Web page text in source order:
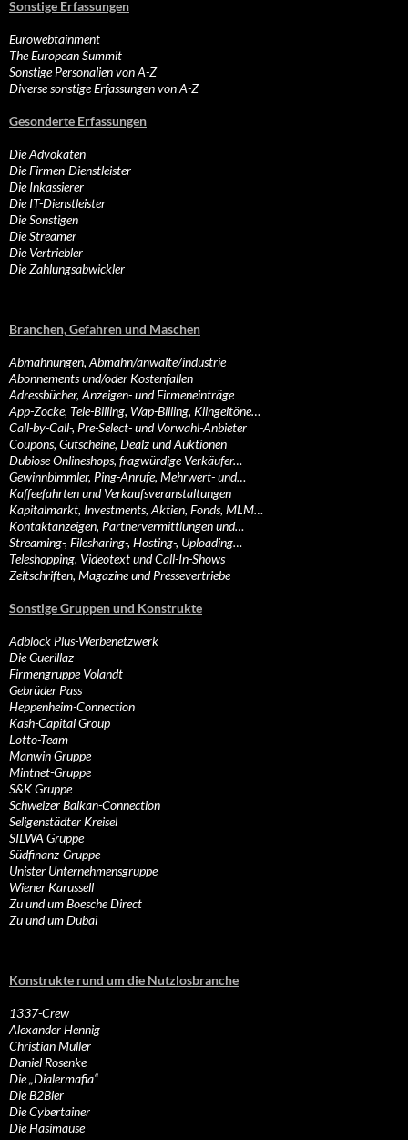
Sonstige Erfassungen
Eurowebtainment
The European Summit
Sonstige Personalien von A-Z
Diverse sonstige Erfassungen von A-Z
Gesonderte Erfassungen
Die Advokaten
Die Firmen-Dienstleister
Die Inkassierer
Die IT-Dienstleister
Die Sonstigen
Die Streamer
Die Vertriebler
Die Zahlungsabwickler
Branchen, Gefahren und Maschen
Abmahnungen, Abmahn/anwälte/industrie
Abonnements und/oder Kostenfallen
Adressbücher, Anzeigen- und Firmeneinträge
App-Zocke, Tele-Billing, Wap-Billing, Klingeltöne…
Call-by-Call-, Pre-Select- und Vorwahl-Anbieter
Coupons, Gutscheine, Dealz und Auktionen
Dubiose Onlineshops, fragwürdige Verkäufer…
Gewinnbimmler, Ping-Anrufe, Mehrwert- und…
Kaffeefahrten und Verkaufsveranstaltungen
Kapitalmarkt, Investments, Aktien, Fonds, MLM…
Kontaktanzeigen, Partnervermittlungen und…
Streaming-, Filesharing-, Hosting-, Uploading…
Teleshopping, Videotext und Call-In-Shows
Zeitschriften, Magazine und Pressevertriebe
Sonstige Gruppen und Konstrukte
Adblock Plus-Werbenetzwerk
Die Guerillaz
Firmengruppe Volandt
Gebrüder Pass
Heppenheim-Connection
Kash-Capital Group
Lotto-Team
Manwin Gruppe
Mintnet-Gruppe
S&K Gruppe
Schweizer Balkan-Connection
Seligenstädter Kreisel
SILWA Gruppe
Südfinanz-Gruppe
Unister Unternehmensgruppe
Wiener Karussell
Zu und um Boesche Direct
Zu und um Dubai
Konstrukte rund um die Nutzlosbranche
1337-Crew
Alexander Hennig
Christian Müller
Daniel Rosenke
Die „Dialermafia“
Die B2Bler
Die Cybertainer
Die Hasimäuse